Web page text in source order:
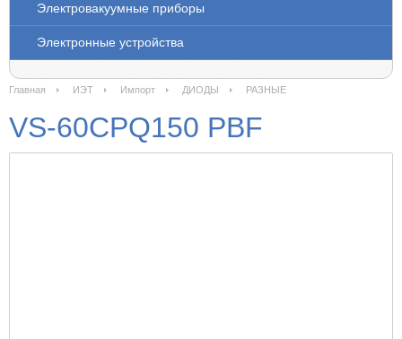
Электровакуумные приборы
Электронные устройства
Главная ИЭТ Импорт ДИОДЫ РАЗНЫЕ
VS-60CPQ150 PBF